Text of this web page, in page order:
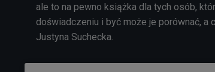
ale to na pewno książka dla tych osób,
doświadczeniu i być może je porównać, a
Justyna Suchecka.